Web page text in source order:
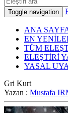
Toggle navigation
ANA
EN
TÜM
ELEŞTİRİ
YASAL
Gri Kurt
Yazan : Mustafa